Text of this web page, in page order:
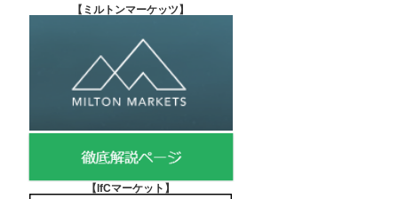
【 ミルトンマーケッツ】
【IfCマーケット 】